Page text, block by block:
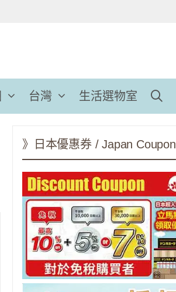
台灣 生活選物室
》日本優惠券 / Japan Coupon